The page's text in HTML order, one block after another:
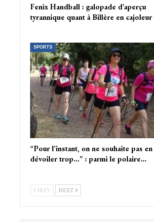
Fenix Handball : galopade d’aperçu
tyrannique quant à Billère en cajoleur
SPORTS
“Pour l’instant, on ne souhaite pas en
dévoiler trop…” : parmi le polaire…
PREV NEXT